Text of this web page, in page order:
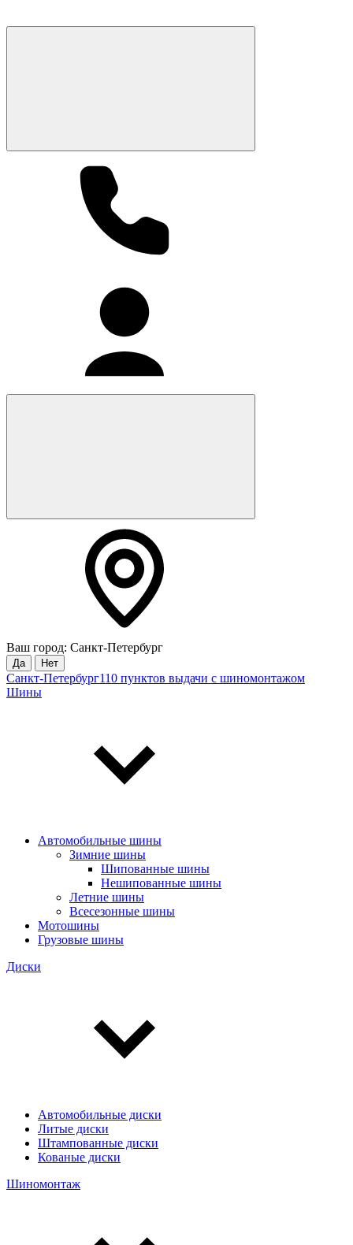
Ваш город: Санкт-Петербург
Да Нет
Санкт-Петербург110 пунктов выдачи с шиномонтажом
Шины
Автомобильные шины
Зимние шины
Шипованные шины
Нешипованные шины
Летние шины
Всесезонные шины
Мотошины
Грузовые шины
Диски
Автомобильные диски
Литые диски
Штампованные диски
Кованые диски
Шиномонтаж